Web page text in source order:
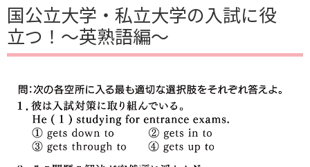
国公立大学・私立大学の入試に役
立つ！～英熟語編～